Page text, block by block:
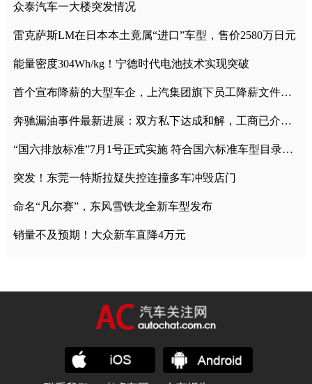
众泰汽车一大楼突发情况
雷克萨斯LM在日本本土竟属“进口”车型，售价2580万日元
能量密度304Wh/kg！宁德时代电池技术实现突破
首个宣布降薪的大型车企，上汽集团旗下员工降薪文件曝光
奔驰漏油事件最新进展：双方私下达成和解，工商已介入调查
“国六排放标准”7月1号正式实施 符合国六标准车型目录一览
突发！东莞一特斯拉疑失控连撞多车冲毁店门
命名“凡尔赛”，东风雪铁龙全新车型发布
销量不及预期！大众新车直降4万元